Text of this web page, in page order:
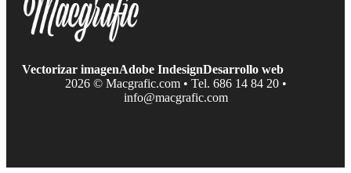
Vectorizar imagenAdobe IndesignDesarrollo web
2026 © Macgrafic.com • Tel. 686 14 84 20 •
info@macgrafic.com